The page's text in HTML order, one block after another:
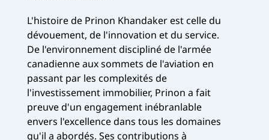
L'histoire de Prinon Khandaker est celle du
dévouement, de l'innovation et du service.
De l'environnement discipliné de l'armée
canadienne aux sommets de l'aviation en
passant par les complexités de
l'investissement immobilier, Prinon a fait
preuve d'un engagement inébranlable
envers l'excellence dans tous les domaines
qu'il a abordés. Ses contributions à